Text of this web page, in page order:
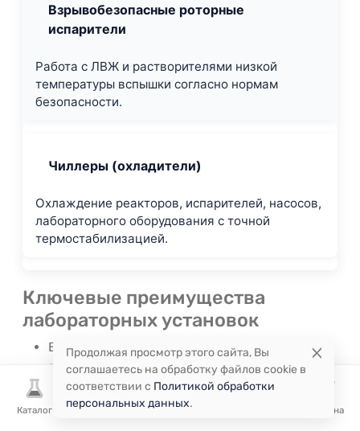
Каталог Избранное Корзина
Взрывобезопасные роторные
испарители
Работа с ЛВЖ и растворителями низкой
температуры вспышки согласно нормам
безопасности.
Чиллеры (охладители)
Охлаждение реакторов, испарителей, насосов,
лабораторного оборудования с точной
термостабилизацией.
Ключевые преимущества
лабораторных установок
Высокая точность контроля температуры,
давления, перемешивания и скорости
процессов.
Безопасность при работе с агрессивными
Продолжая просмотр этого сайта, Вы
соглашаетесь на обработку файлов cookie в
соответствии с Политикой обработки
персональных данных.